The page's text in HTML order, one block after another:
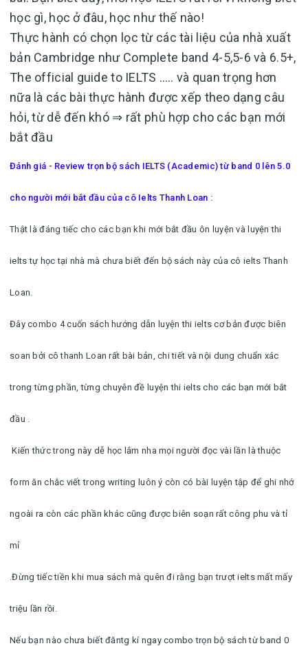
học gì, học ở đâu, học như thế nào!
Thực hành có chọn lọc từ các tài liệu của nhà xuất
bản Cambridge như Complete band 4-5,5-6 và 6.5+,
The official guide to IELTS ….. và quan trọng hơn
nữa là các bài thực hành được xếp theo dạng câu
hỏi, từ dễ đến khó ⇒ rất phù hợp cho các bạn mới
bắt đầu
Đánh giá - Review trọn bộ sách IELTS (Academic) từ band 0 lên 5.0
cho người mới bắt đầu của cô Ielts Thanh Loan :
Thật là đáng tiếc cho các bạn khi mới bắt đầu ôn luyện và luyện thi
ielts tự học tại nhà mà chưa biết đến bộ sách này của cô ielts Thanh
Loan.
Đây combo 4 cuốn sách hướng dẫn luyện thi ielts cơ bản được biên
soan bởi cô thanh Loan rất bài bản, chi tiết và nội dung chuẩn xác
trong từng phần, từng chuyên đề luyện thi ielts cho các bạn mới bắt
đầu .
Kiến thức trong này dễ học lắm nha mọi người đọc vài lần là thuộc
form ăn chắc viết trong writing luôn ý còn có bài luyện tập để ghi nhớ
ngoài ra còn các phần khác cũng được biên soạn rất công phu và tỉ
mỉ
.Đừng tiếc tiền khi mua sách mà quên đi rằng bạn trượt ielts mất mấy
triệu lần rồi.
Nếu bạn nào chưa biết đăntg kí ngay combo trọn bộ sách từ band 0